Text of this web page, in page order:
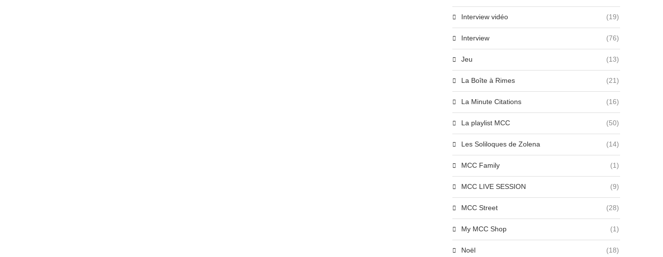
Interview vidéo (19)
Interview (76)
Jeu (13)
La Boîte à Rimes (21)
La Minute Citations (16)
La playlist MCC (50)
Les Soliloques de Zolena (14)
MCC Family (1)
MCC LIVE SESSION (9)
MCC Street (28)
My MCC Shop (1)
Noël (18)